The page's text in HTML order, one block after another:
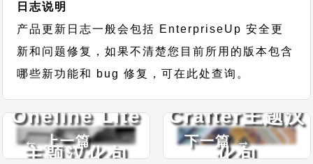
日志说明
产品更新日志一般会包括 EnterpriseUp 安全更
新和问题修复，如果不清楚您目前所用的版本包含
哪些新功能和 bug 修复，可在此处查询。
← 上一篇
Oneline Lite
主题汉化包
下一篇 →
Crafter主题汉
化包